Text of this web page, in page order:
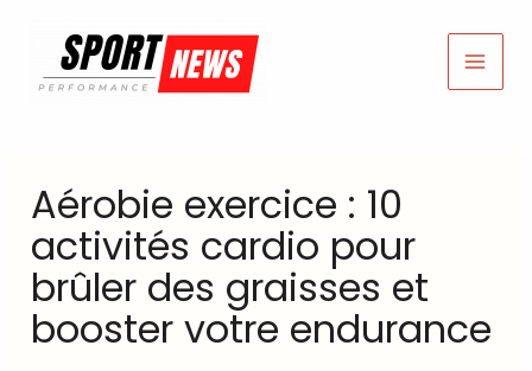
contenu
Aérobie exercice : 10
activités cardio pour
brûler des graisses et
booster votre endurance